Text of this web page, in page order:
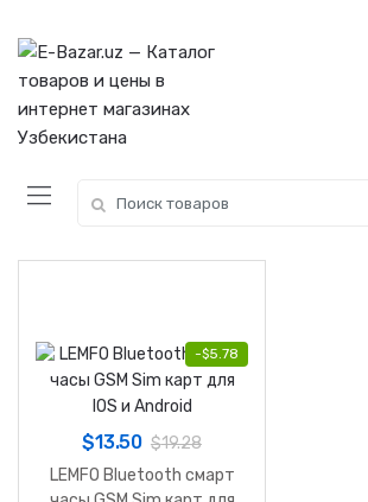
navigation
content
for:
-$5.78
$13.50 $19.28
LEMFO Bluetooth смарт